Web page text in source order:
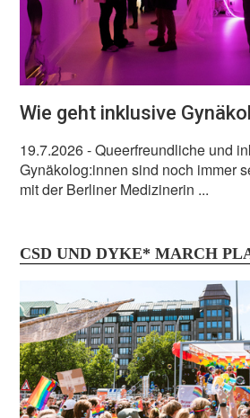
Wie geht inklusive
19.7.2026- Queerfreundliche und
Gynäkolog:innen sind noch immer
mit der Berliner Medizinerin ...
CSD UND DYKE* MARCH